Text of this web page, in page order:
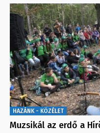
HAZÁNK - KÖZÉLET
Muzsikál az erdő a